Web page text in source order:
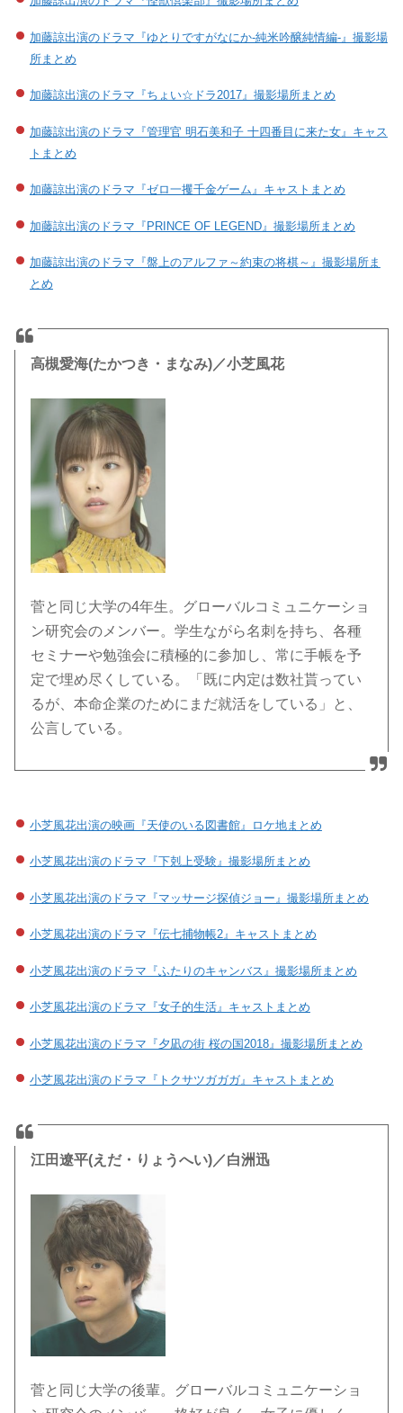
加藤諒出演のドラマ『ゆとりですがなにか-純米吟醸純情編-』撮影場
所まとめ
加藤諒出演のドラマ『ちょい☆ドラ2017』撮影場所まとめ
加藤諒出演のドラマ『管理官 明石美和子 十四番目に来た女』キャス
トまとめ
加藤諒出演のドラマ『ゼロ一攫千金ゲーム』キャストまとめ
加藤諒出演のドラマ『PRINCE OF LEGEND』撮影場所まとめ
加藤諒出演のドラマ『盤上のアルファ～約束の将棋～』撮影場所ま
とめ
高槻愛海(たかつき・まなみ)／小芝風花
菅と同じ大学の4年生。グローバルコミュニケーショ
ン研究会のメンバー。学生ながら名刺を持ち、各種
セミナーや勉強会に積極的に参加し、常に手帳を予
定で埋め尽くしている。「既に内定は数社貰ってい
るが、本命企業のためにまだ就活をしている」と、
公言している。
小芝風花出演の映画『天使のいる図書館』ロケ地まとめ
小芝風花出演のドラマ『下剋上受験』撮影場所まとめ
小芝風花出演のドラマ『マッサージ探偵ジョー』撮影場所まとめ
小芝風花出演のドラマ『伝七捕物帳2』キャストまとめ
小芝風花出演のドラマ『ふたりのキャンバス』撮影場所まとめ
小芝風花出演のドラマ『女子的生活』キャストまとめ
小芝風花出演のドラマ『夕凪の街 桜の国2018』撮影場所まとめ
小芝風花出演のドラマ『トクサツガガガ』キャストまとめ
江田遼平(えだ・りょうへい)／白洲迅
菅と同じ大学の後輩。グローバルコミュニケーショ